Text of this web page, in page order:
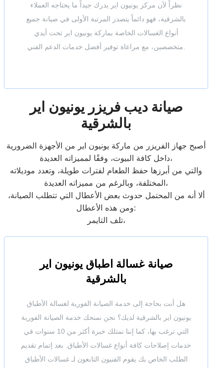
نظراً لأن مركز يونيون اير يدرك جيداً ما يحتاجه العملاء
بالشرقية، فهو دائماً يتصدر المرتبة الأولى في صيانة جميع
أنواع الغسالات الخاصة بماركة يونيون اير تحت أيدي
صيانة ديب فريزر يونيون اير
بالشرقية
أصبح جهاز الفريزر من ماركة يونيون اير من الأجهزة الضرورية
داخل كافة البيوت، وفقًا لمميزاته العديدة،
والتي من أبرزها حفظ الطعام لفترات طويلة، وتعدد موديلاته
المختلفة، وبالرغم من مميزاته العديدة،
ألا أنه من المحتمل حدوث بعض الأعطال التي تتطلب الصيانة،
ومن هذه الأعطال:
تلف التايمر،
صيانة غسالة اطباق يونيون اير
بالشرقية
هل أنت بحاجة إلى خدمة الصيانة الفورية لغسالة الأطباق
يونيون اير بالشرقية لديك؟ نحن نمنحك خدمة الصيانة الفورية
التي ترغب بها، كما إننا نمتلك خبرة أكثر من 10 سنوات في
خدمات إصلاحات كافة أنواع غسالات الأطباق. بعد إتمام تقديم
الطلب الخاص بك يقوم الفنيون التابعون لـ غسالات الأطباق